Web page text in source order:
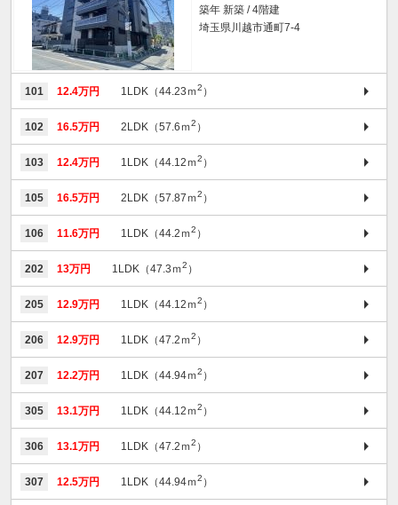
築年 新築 / 4階建
埼玉県川越市通町7-4
101 12.4万円 1LDK（44.23ｍ2 ）
102 16.5万円 2LDK（57.6ｍ2 ）
103 12.4万円 1LDK（44.12ｍ2 ）
105 16.5万円 2LDK（57.87ｍ2 ）
106 11.6万円 1LDK（44.2ｍ2 ）
202 13万円 1LDK（47.3ｍ2 ）
205 12.9万円 1LDK（44.12ｍ2 ）
206 12.9万円 1LDK（47.2ｍ2 ）
207 12.2万円 1LDK（44.94ｍ2 ）
305 13.1万円 1LDK（44.12ｍ2 ）
306 13.1万円 1LDK（47.2ｍ2 ）
307 12.5万円 1LDK（44.94ｍ2 ）